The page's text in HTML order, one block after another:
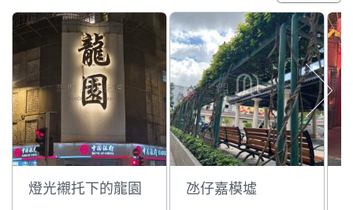
燈光襯托下的龍園 氹仔嘉模墟